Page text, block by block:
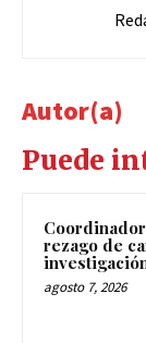
Autor(a)
Puede
rezago de
agosto 7, 2026